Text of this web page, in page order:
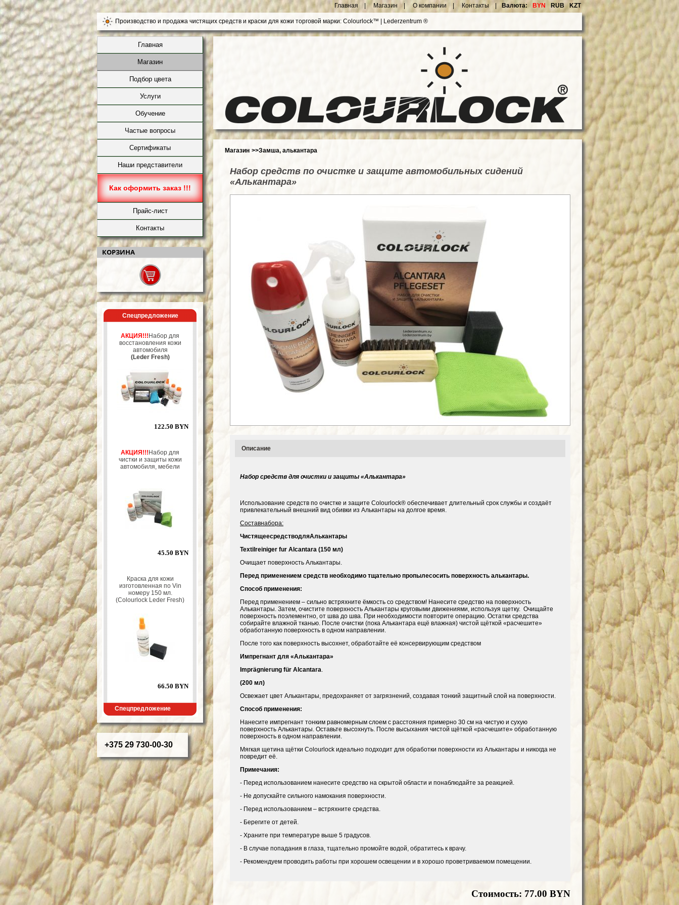
Главная | Магазин | О компании | Контакты | Валюта: BYN RUB KZT
Производство и продажа чистящих средств и краски для кожи торговой марки: Colourlock™ | Lederzentrum ®
Главная
Магазин
Подбор цвета
Услуги
Обучение
Частые вопросы
Сертификаты
Наши представители
Как оформить заказ !!!
Прайс-лист
Контакты
КОРЗИНА
Спецпредложение
АКЦИЯ!!! Набор для
восстановления кожи
автомобиля
(Leder Fresh)
122.50 BYN
АКЦИЯ!!! Набор для
чистки и защиты кожи
автомобиля, мебели
45.50 BYN
Краска для кожи
изготовленная по Vin
номеру 150 мл.
(Colourlock Leder Fresh)
66.50 BYN
Спецпредложение
+375 29 730-00-30
Магазин >>Замша, алькантара
Набор средств по очистке и защите автомобильных сидений
«Алькантара»
Описание
Набор средств для очистки и защиты «Алькантара»
Использование средств по очистке и защите Colourlock® обеспечивает длительный срок службы и создаёт
привлекательный внешний вид обивки из Алькантары на долгое время.
Составнабора:
ЧистящеесредстводляАлькантары
Textilreiniger fur Alcantara (150 мл)
Очищает поверхность Алькантары.
Перед применением средств необходимо тщательно пропылесосить поверхность алькантары.
Способ применения:
Перед применением – сильно встряхните ёмкость со средством! Нанесите средство на поверхность
Алькантары. Затем, очистите поверхность Алькантары круговыми движениями, используя щетку. Очищайте
поверхность поэлементно, от шва до шва. При необходимости повторите операцию. Остатки средства
собирайте влажной тканью. После очистки (пока Алькантара ещё влажная) чистой щёткой «расчешите»
обработанную поверхность в одном направлении.
После того как поверхность высохнет, обработайте её консервирующим средством
Импрегнант для «Алькантара»
Imprägnierung für Alcantara.
(200 мл)
Освежает цвет Алькантары, предохраняет от загрязнений, создавая тонкий защитный слой на поверхности.
Способ применения:
Нанесите импрегнант тонким равномерным слоем с расстояния примерно 30 см на чистую и сухую
поверхность Алькантары. Оставьте высохнуть. После высыхания чистой щёткой «расчешите» обработанную
поверхность в одном направлении.
Мягкая щетина щётки Colourlock идеально подходит для обработки поверхности из Алькантары и никогда не
повредит её.
Примечания:
- Перед использованием нанесите средство на скрытой области и понаблюдайте за реакцией.
- Не допускайте сильного намокания поверхности.
- Перед использованием – встряхните средства.
- Берегите от детей.
- Храните при температуре выше 5 градусов.
- В случае попадания в глаза, тщательно промойте водой, обратитесь к врачу.
- Рекомендуем проводить работы при хорошем освещении и в хорошо проветриваемом помещении.
Стоимость: 77.00 BYN